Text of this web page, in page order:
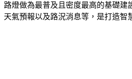
路燈做為最普及且密度最高的基礎建
天氣預報以及路況消息等，是打造智